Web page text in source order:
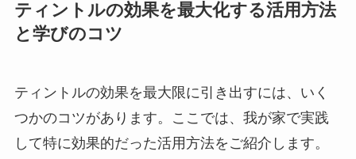
ティントルの効果を最大化する活用方法
と学びのコツ
ティントルの効果を最大限に引き出すには、いく
つかのコツがあります。ここでは、我が家で実践
して特に効果的だった活用方法をご紹介します。